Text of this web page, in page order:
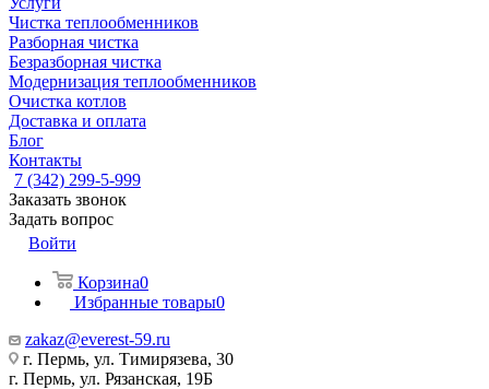
Чистка теплообменников
Разборная чистка
Безразборная чистка
Модернизация теплообменников
Очистка котлов
Доставка и оплата
Блог
Контакты
7 (342) 299-5-999
Заказать звонок
Задать вопрос
Войти
Корзина0
Избранные товары0
zakaz@everest-59.ru
г. Пермь, ул. Тимирязева, 30
г. Пермь, ул. Рязанская, 19Б